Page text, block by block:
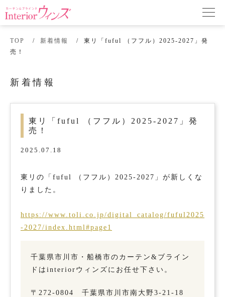
TOP 新着情報
東リ「fuful （フフル）2025-2027」発
売！
新着情報
東リ「fuful （フフル）2025-2027」発
売！
2025.07.18
東リの「fuful （フフル）2025-2027」が新しくな
りました。
https://www.toli.co.jp/digital_catalog/fuful2025
-2027/index.html#page1
千葉県市川市・船橋市のカーテン&ブライン
ドはinteriorウィンズにお任せ下さい。
〒272-0804 千葉県市川市南大野3-21-18